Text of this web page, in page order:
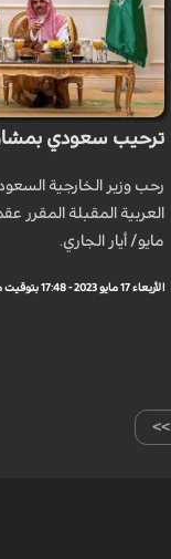
ترحيب سعودي
رحب وزير الخارجية
العربية المقبلة
مايو/ أيار الجاري.
الأربعاء 17 مايو 2023 - 17:48 بتوقيت مكة
>>